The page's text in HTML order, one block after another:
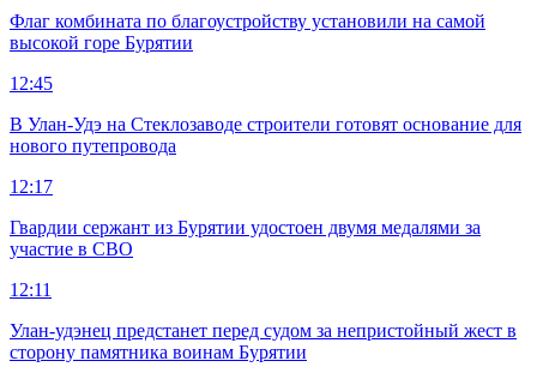
Флаг комбината по благоустройству установили на самой
высокой горе Бурятии
12:45
В Улан-Удэ на Стеклозаводе строители готовят основание для
нового путепровода
12:17
Гвардии сержант из Бурятии удостоен двумя медалями за
участие в СВО
12:11
Улан-удэнец предстанет перед судом за непристойный жест в
сторону памятника воинам Бурятии